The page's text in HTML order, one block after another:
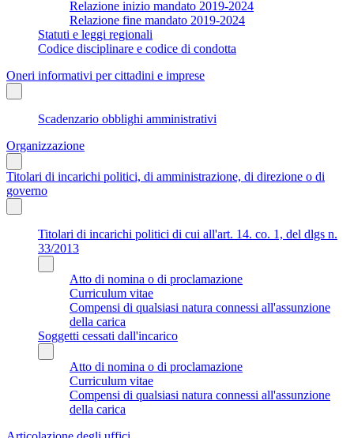
Relazione inizio mandato 2019-2024
Relazione fine mandato 2019-2024
Statuti e leggi regionali
Codice disciplinare e codice di condotta
Oneri informativi per cittadini e imprese
Scadenzario obblighi amministrativi
Organizzazione
Titolari di incarichi politici, di amministrazione, di direzione o di
governo
Titolari di incarichi politici di cui all'art. 14. co. 1, del dlgs n.
33/2013
Atto di nomina o di proclamazione
Curriculum vitae
Compensi di qualsiasi natura connessi all'assunzione
della carica
Soggetti cessati dall'incarico
Atto di nomina o di proclamazione
Curriculum vitae
Compensi di qualsiasi natura connessi all'assunzione
della carica